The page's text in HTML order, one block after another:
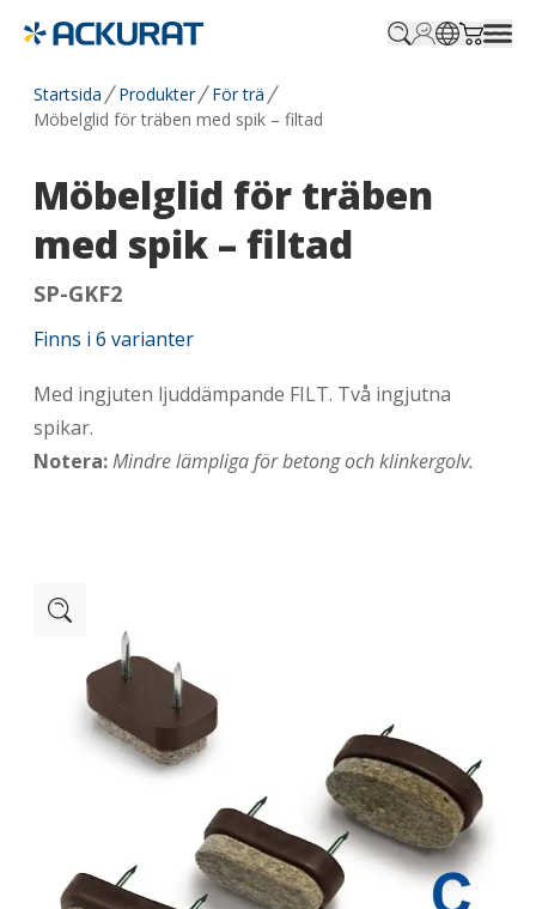
Startsida Produkter
För trä
Möbelglid för träben med spik – filtad
Möbelglid för träben
med spik – filtad
SP-GKF2
Finns i 6 varianter
Med ingjuten ljuddämpande FILT. Två ingjutna
spikar.
Notera:Mindre lämpliga för betong och klinkergolv.